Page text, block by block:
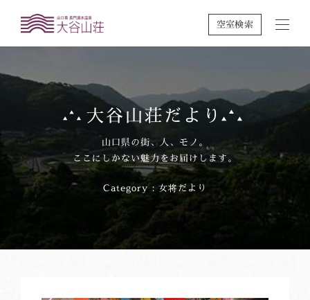
空室検索
大谷山荘だより
山口県の街、人、モノ。
ここにしかない魅力をお届けします。
Category：女将だより